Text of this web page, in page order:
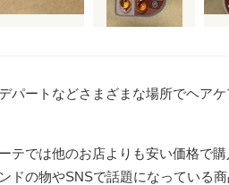
パートなどさまざまな場所でヘア
テでは他のお店よりも安い価格で
ドの物やSNSで話題になっている